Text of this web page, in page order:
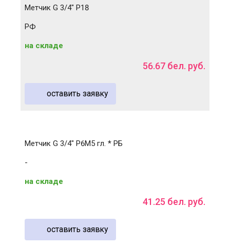
Метчик G 3/4" Р18
РФ
на складе
56.67 бел. руб.
оставить заявку
Метчик G 3/4" Р6М5 гл. * РБ
-
на складе
41.25 бел. руб.
оставить заявку